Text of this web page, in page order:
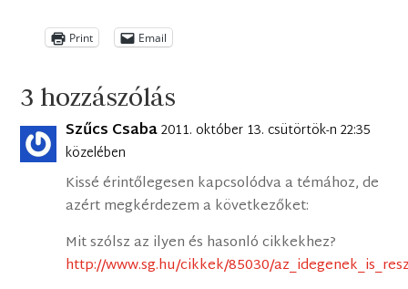
Print Email
3 hozzászólás
Szűcs Csaba2011. október 13. csütörtök-n 22:35
közelében
Kissé érintőlegesen kapcsolódva a témához, de
azért megkérdezem a következőket:
Mit szólsz az ilyen és hasonló cikkekhez?
http://www.sg.hu/cikkek/85030/